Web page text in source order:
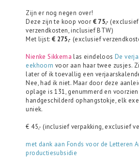
Zijn er nog negen over!
Deze zijn te koop voor € 75,-
verzendkosten, inclusief BTW)
Met lijst: € 275,- (exclusief
Nienke Sikkema las eindeloosDe
eekhoornvoor aan haar twee zusjes.
later of ik toevallig een
Nee, had ik niet. Maar door deze
oplage is 131, genummerd en
handgeschilderd ophangstokje, elk
uniek.
€ 45,- (inclusief verpakking, exclusief
met dank aan Fonds voor de Letteren
productiesubsidie